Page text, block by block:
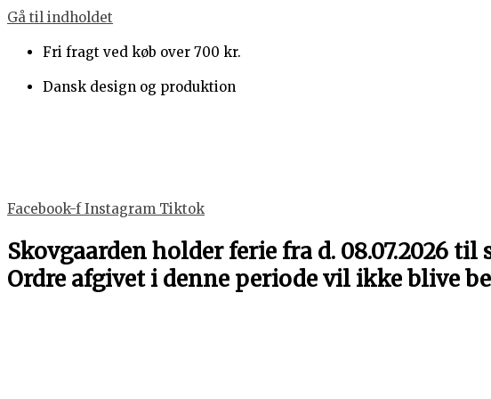
Gå til indholdet
Fri fragt ved køb over 700 kr.
Dansk design og produktion
Facebook-f Instagram Tiktok
Skovgaarden holder ferie fra d. 08.07.2026 til
Ordre afgivet i denne periode vil ikke blive